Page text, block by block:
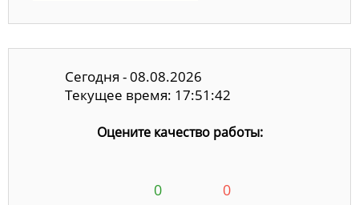
Сегодня - 08.08.2026
Текущее время: 17:51:42
Оцените качество работы:
0 0